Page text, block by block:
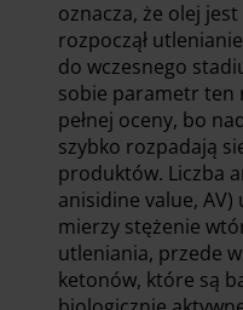
oznacza, że olej
rozpoczął
do wczesnego
sobie parametr ten
pełnej oceny, bo
szybko rozpadają
produktów. Liczba
anisidine value, AV)
mierzy stężenie
utleniania, przede
ketonów, które są